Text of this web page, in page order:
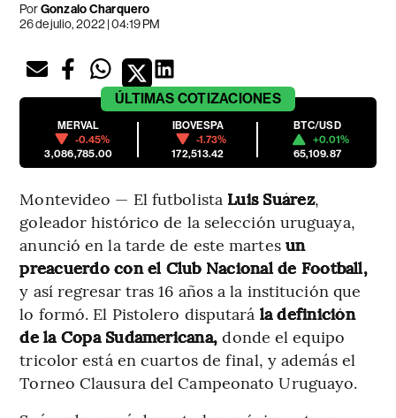
PorGonzalo Charquero
26 de julio, 2022 | 04:19 PM
ÚLTIMAS COTIZACIONES
MERVAL
-0.45%
3,086,785.00
IBOVESPA
-1.73%
172,513.42
BTC/USD
+0.01%
65,109.87
Montevideo — El futbolista Luis Suárez,
goleador histórico de la selección uruguaya,
anunció en la tarde de este martes un
preacuerdo con el Club Nacional de Football,
y así regresar tras 16 años a la institución que
lo formó. El Pistolero disputará la definición
de la Copa Sudamericana,donde el equipo
tricolor está en cuartos de final, y además el
Torneo Clausura del Campeonato Uruguayo.